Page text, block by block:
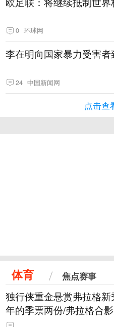
0 环球网
李在明向国家暴力受害者
24 中国新闻网
点击查
体育 焦点赛事
独行侠重金悬赏弗拉格
年的季票两份/弗拉格合